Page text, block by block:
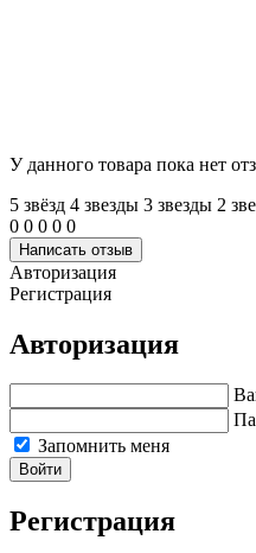
У данного товара пока нет
5 звёзд 4 звeзды 3 звeзды 2
0 0 0 0 0
Написать отзыв
Авторизация
Регистрация
Авторизация
Запомнить меня
Войти
Регистрация